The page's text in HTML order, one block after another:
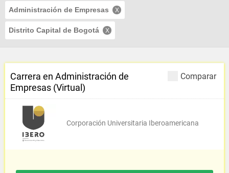
Administración de Empresas
Distrito Capital de Bogotá
Comparar
Carrera en Administración de
Empresas (Virtual)
Corporación Universitaria Iberoamericana